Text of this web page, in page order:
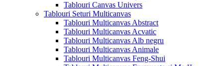
Tablouri Canvas Univers
Tablouri Seturi Multicanvas
Tablouri Multicanvas Abstract
Tablouri Multicanvas Acvatic
Tablouri Multicanvas Alb negru
Tablouri Multicanvas Animale
Tablouri Multicanvas Feng-Shui